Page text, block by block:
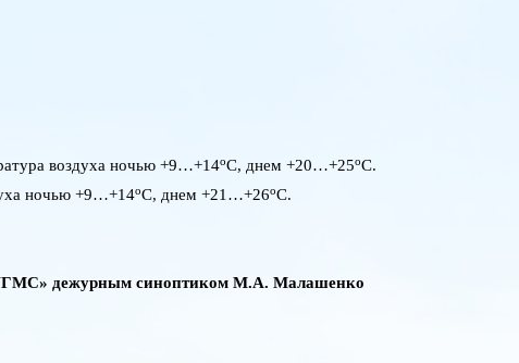
воздуха ночью +9…+14оС, днем +20…+25оС.
ночью +9…+14оС, днем +21…+26оС.
дежурным синоптиком М.А. Малашенко